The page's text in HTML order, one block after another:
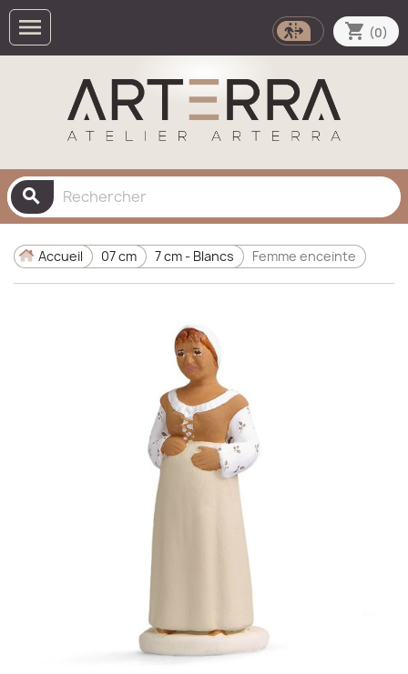
 shopping_cart (0)
search
Accueil 07 cm 7 cm - Blancs Femme enceinte